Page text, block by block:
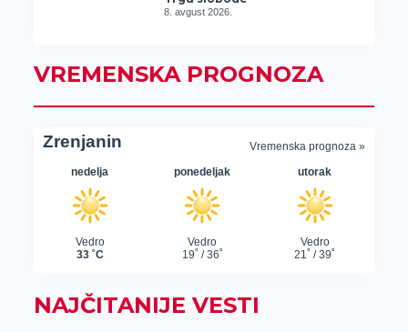
8. avgust 2026.
VREMENSKA PROGNOZA
NAJČITANIJE VESTI